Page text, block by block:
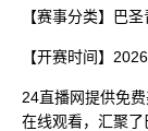
【赛事分类】 巴圣
【开赛时间】
24直播网提供免
在线观看，汇聚